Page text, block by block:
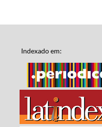
Indexado em: